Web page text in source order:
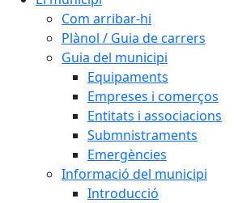
Com arribar-hi
Plànol / Guia de carrers
Guia del municipi
Equipaments
Empreses i comerços
Entitats i associacions
Submnistraments
Emergències
Informació del municipi
Introducció